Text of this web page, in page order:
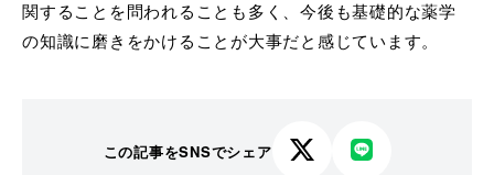
関することを問われることも多く、今後も基礎的な薬学
の知識に磨きをかけることが大事だと感じています。
この記事をSNSでシェア
X
LINE